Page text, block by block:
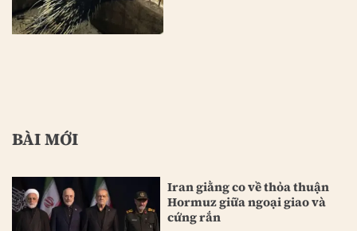
BÀI MỚI
Iran giằng co về thỏa thuận
Hormuz giữa ngoại giao và
cứng rắn